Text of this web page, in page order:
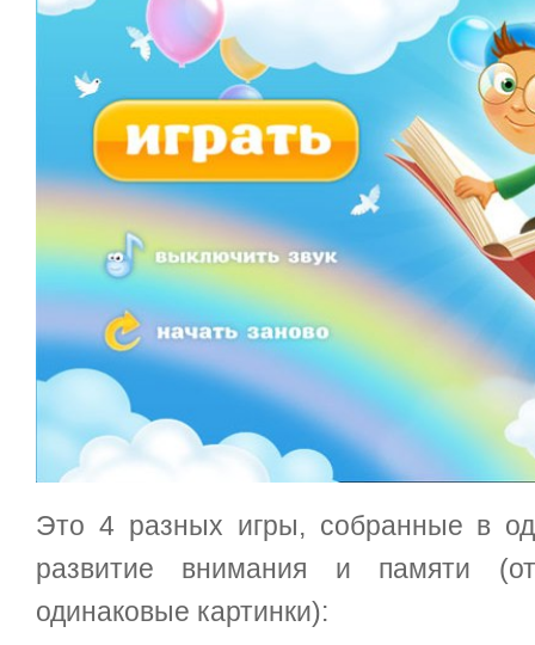
Это 4 разных игры, собранные в
развитие внимания и памяти
одинаковые картинки):